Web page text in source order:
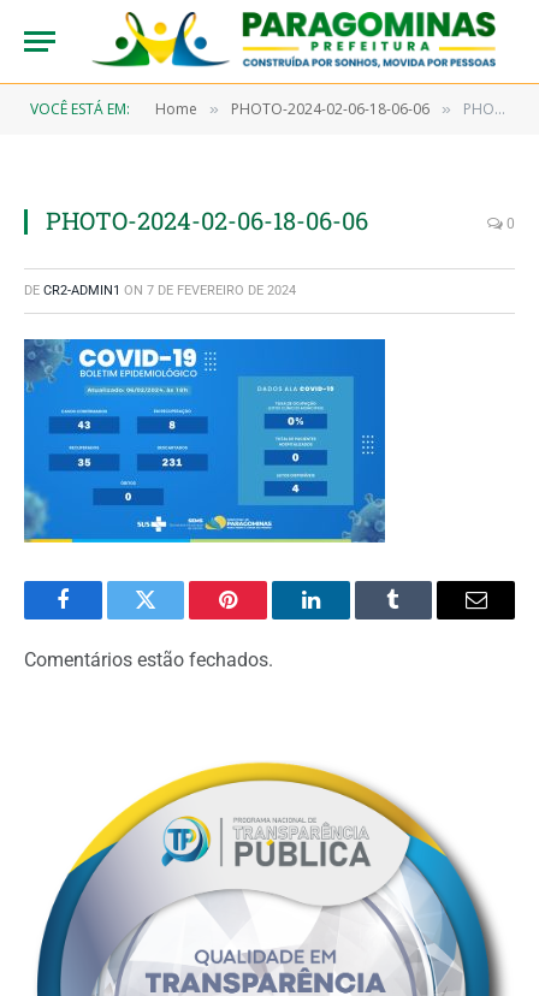
VOCÊ ESTÁ EM: Home » PHOTO-2024-02-06-18-06-06 » PHOTO-2024-02-06-18-06-06
PHOTO-2024-02-06-18-06-06 0
DE CR2-ADMIN1 ON 7 DE FEVEREIRO DE 2024
FacebookTwitter Pinterest LinkedInTumblr Email
Comentários estão fechados.